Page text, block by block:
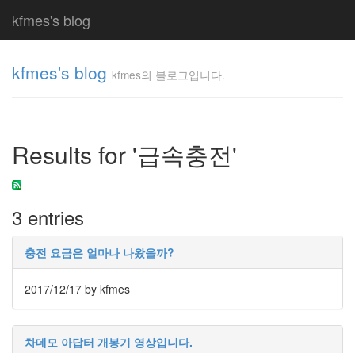
kfmes's blog
kfmes's blog kfmes의 블로그입니다.
Results for '급속충전'
3 entries
충전 요금은 얼마나 나왔을까?
2017/12/17 by kfmes
차데모 아답터 개봉기 영상입니다.
입니
다.
kfmes
Tag
Cloud
kfmes
JateON
테